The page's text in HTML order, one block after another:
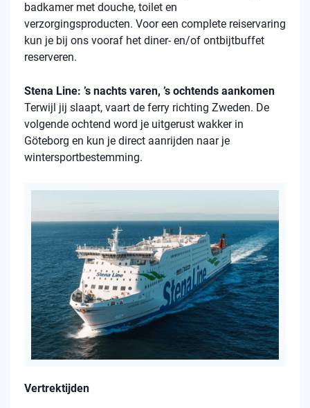
badkamer met douche, toilet en
verzorgingsproducten. Voor een complete reiservaring
kun je bij ons vooraf het diner- en/of ontbijtbuffet
reserveren.
Stena Line: ’s nachts varen, ’s ochtends aankomen
Terwijl jij slaapt, vaart de ferry richting Zweden. De
volgende ochtend word je uitgerust wakker in
Göteborg en kun je direct aanrijden naar je
wintersportbestemming.
Vertrektijden